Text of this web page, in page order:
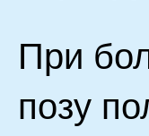
При
позу